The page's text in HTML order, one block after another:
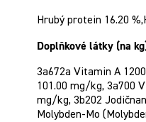
Hrubý protein 16.20
Doplňkové látky (na
3a672a Vitamin A
101.00 mg/kg, 3a700
mg/kg, 3b202
Molybden-Mo